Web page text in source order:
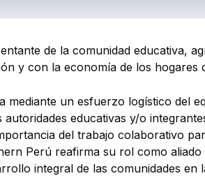
de la comunidad educativa,
y con la economía de los hogares
mediante un esfuerzo logístico del
educativas y/o
del trabajo colaborativo
Perú reafirma su rol como
integral de las comunidades en